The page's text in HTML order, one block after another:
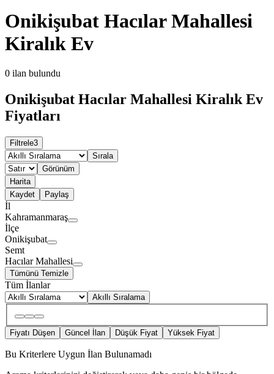
Onikişubat Hacılar Mahallesi
Kiralık Ev
0 ilan bulundu
Onikişubat Hacılar Mahallesi Kiralık Ev
Fiyatları
Filtrele3
Sırala
Görünüm
Harita
Kaydet
Paylaş
İl
Kahramanmaraş
İlçe
Onikişubat
Semt
Hacılar Mahallesi
Tümünü Temizle
Tüm İlanlar
Akıllı Sıralama
Fiyatı Düşen Güncel İlan Düşük Fiyat Yüksek Fiyat
Bu Kriterlere Uygun İlan Bulunamadı